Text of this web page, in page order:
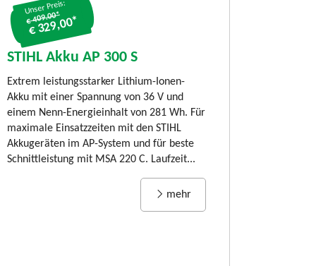
Unser Preis:
€ 409.00*
€ 329,00*
STIHL Akku AP 300 S
Extrem leistungsstarker Lithium-Ionen-
Akku mit einer Spannung von 36 V und
einem Nenn-Energieinhalt von 281 Wh. Für
maximale Einsatzzeiten mit den STIHL
Akkugeräten im AP-System und für beste
Schnittleistung mit MSA 220 C. Laufzeit...
mehr